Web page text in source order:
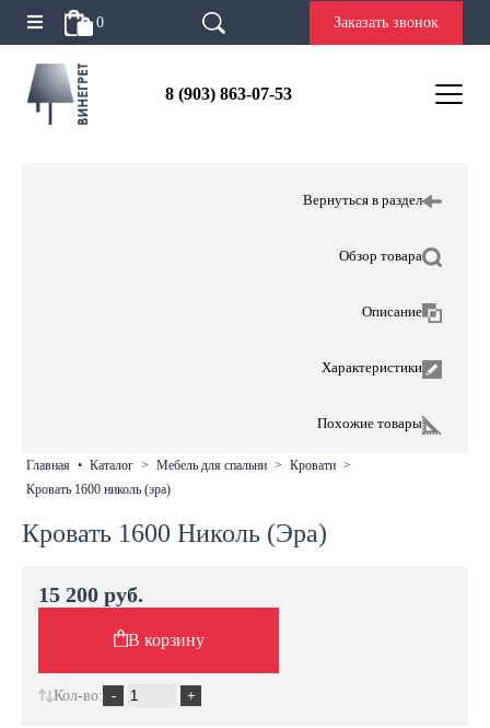
0 Заказать звонок
8 (903) 863-07-53
Вернуться в раздел
Обзор товара
Описание
Характеристики
Похожие товары
главная • каталог > мебель для спальни > кровати >
кровать 1600 николь (эра)
Кровать 1600 Николь (Эра)
15 200 руб.
В корзину
Кол-во: